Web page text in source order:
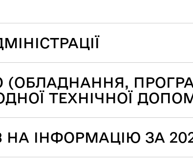
(ОБЛАДНАННЯ,
ТЕХНІЧНОЇ
ІНФОРМАЦІЮ ЗА